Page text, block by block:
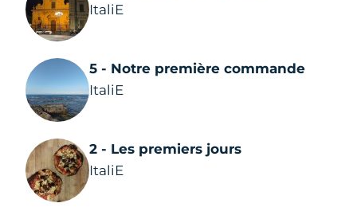
ItaliE
5 - Notre première commande
ItaliE
2 - Les premiers jours
ItaliE